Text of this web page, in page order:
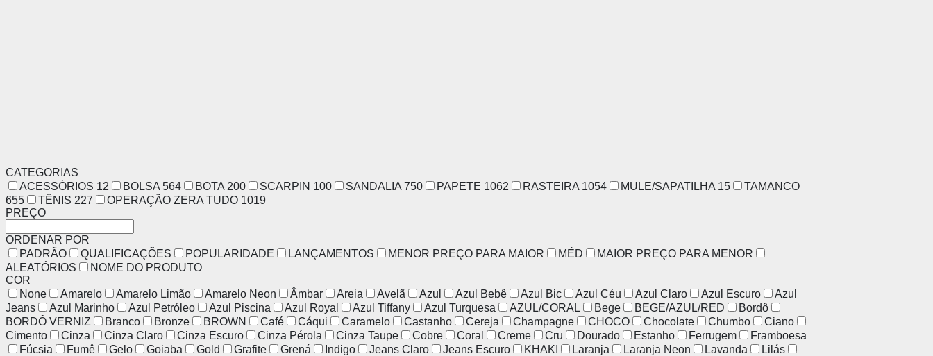
CATEGORIAS
ACESSÓRIOS 12 BOLSA 564 BOTA 200 SCARPIN 100 SANDALIA 750 PAPETE 1062 RASTEIRA 1054 MULE/SAPATILHA 15
TAMANCO
655
TÊNIS 227 OPERAÇÃO ZERA TUDO 1019
PREÇO
ORDENAR POR
PADRÃO
QUALIFICAÇÕES POPULARIDADE LANÇAMENTOS MENOR PREÇO PARA MAIOR MÉD
MAIOR PREÇO PARA MENOR
ALEATÓRIOS
NOME DO PRODUTO
COR
None
Amarelo Amarelo Limão Amarelo Neon Âmbar Areia Avelã Azul Azul Bebê Azul Bic Azul Céu Azul Claro Azul Escuro
Azul
Jeans
Azul Marinho Azul Petróleo Azul Piscina Azul Royal Azul Tiffany Azul Turquesa AZUL/CORAL Bege BEGE/AZUL/RED
Bordô
BORDÔ VERNIZ
Branco Bronze BROWN Café Cáqui Caramelo Castanho Cereja Champagne CHOCO Chocolate Chumbo
Ciano
Cimento
Cinza Cinza Claro Cinza Escuro Cinza Pérola Cinza Taupe Cobre Coral Creme Cru Dourado Estanho Ferrugem
Framboesa
Fúcsia
Fumê Gelo Goiaba Gold Grafite Grená Indigo Jeans Claro Jeans Escuro KHAKI Laranja Laranja Neon Lavanda
Lilás